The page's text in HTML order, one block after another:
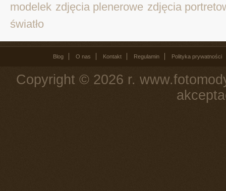
modelek zdjęcia plenerowe zdjęcia
światło
Blog O nas Kontakt Regulamin Polityka prywatności
Copyright © 2026 r.